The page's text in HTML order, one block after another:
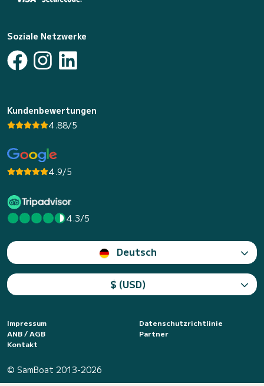
Soziale Netzwerke
Kundenbewertungen
4.88/5
4.9/5
4.3/5
Deutsch
$ (USD)
Impressum
Datenschutzrichtlinie
ANB / AGB
Partner
Kontakt
© SamBoat 2013-2026